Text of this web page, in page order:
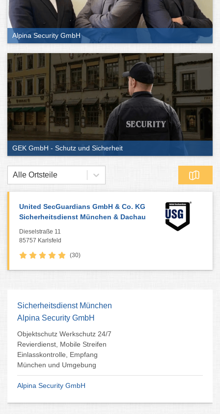
Alpina Security GmbH
GEK GmbH - Schutz und Sicherheit
Alle Ortsteile
United SecGuardians GmbH & Co. KG
Sicherheitsdienst München & Dachau
Dieselstraße 11
85757 Karlsfeld
(30)
Sicherheitsdienst München
Alpina Security GmbH
Objektschutz Werkschutz 24/7
Revierdienst, Mobile Streifen
Einlasskontrolle, Empfang
München und Umgebung
Alpina Security GmbH